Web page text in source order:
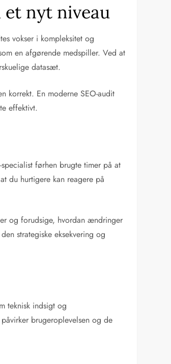
et nyt niveau
vokser i kompleksitet og
en afgørende medspiller. Ved at
datasæt.
korrekt. En moderne SEO-audit
effektivt.
førhen brugte timer på at
du hurtigere kan reagere på
og forudsige, hvordan ændringer
strategiske eksekvering og
teknisk indsigt og
brugeroplevelsen og de